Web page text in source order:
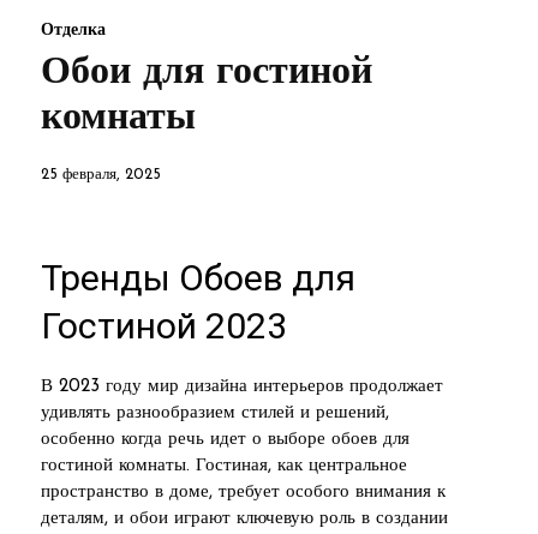
Отделка
Обои для гостиной
комнаты
25 февраля, 2025
Тренды Обоев для
Гостиной 2023
В 2023 году мир дизайна интерьеров продолжает
удивлять разнообразием стилей и решений,
особенно когда речь идет о выборе обоев для
гостиной комнаты. Гостиная, как центральное
пространство в доме, требует особого внимания к
деталям, и обои играют ключевую роль в создании